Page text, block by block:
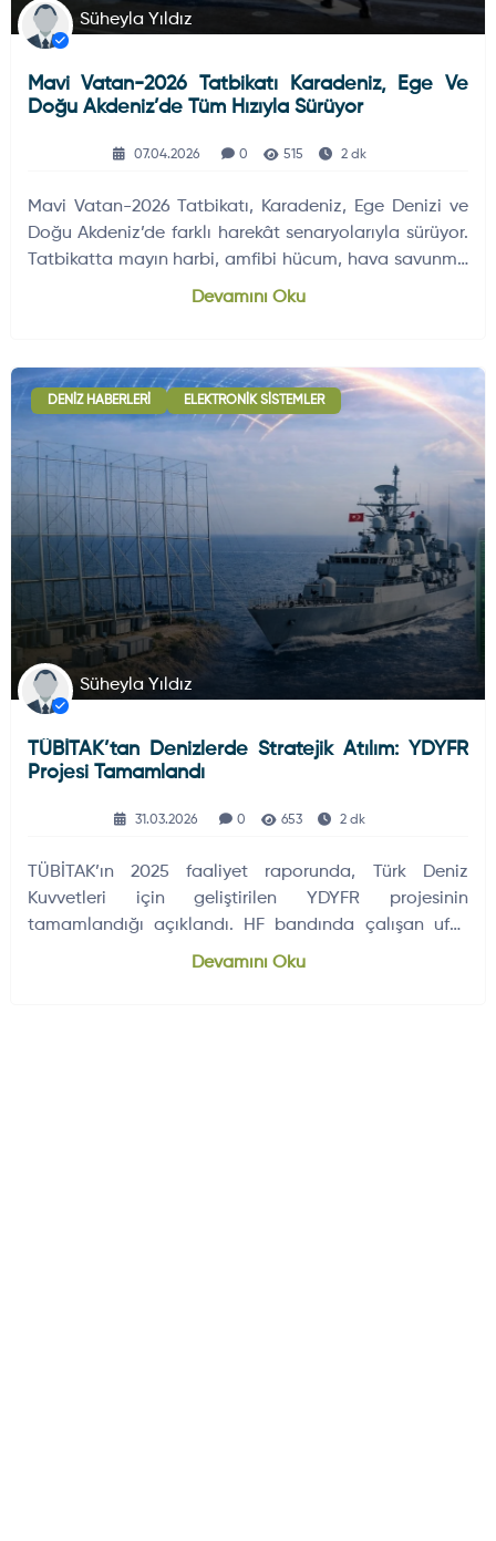
Süheyla Yıldız
Mavi Vatan-2026 Tatbikatı Karadeniz, Ege Ve
Doğu Akdeniz’de Tüm Hızıyla Sürüyor
07.04.2026 0 515 2 dk
Mavi Vatan-2026 Tatbikatı, Karadeniz, Ege Denizi ve
Doğu Akdeniz’de farklı harekât senaryolarıyla sürüyor.
Tatbikatta mayın harbi, amfibi hücum, hava savunma
ve denizaltı savunma eğitimleri öne çıkıyor.
Devamını Oku
DENIZ HABERLERI ELEKTRONIK SISTEMLER
Süheyla Yıldız
TÜBİTAK’tan Denizlerde Stratejik Atılım: YDYFR
Projesi Tamamlandı
31.03.2026 0 653 2 dk
TÜBİTAK’ın 2025 faaliyet raporunda, Türk Deniz
Kuvvetleri için geliştirilen YDYFR projesinin
tamamlandığı açıklandı. HF bandında çalışan ufuk
ötesi radar sistemi, Türkiye’nin geniş deniz
Devamını Oku